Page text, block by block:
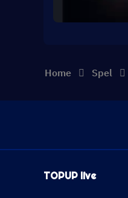
Home Spel
TOPUP live